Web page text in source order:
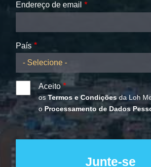
Endereço de email
País
Aceito
osTermos e Condiçõesda Loh
o Processamento de Dados